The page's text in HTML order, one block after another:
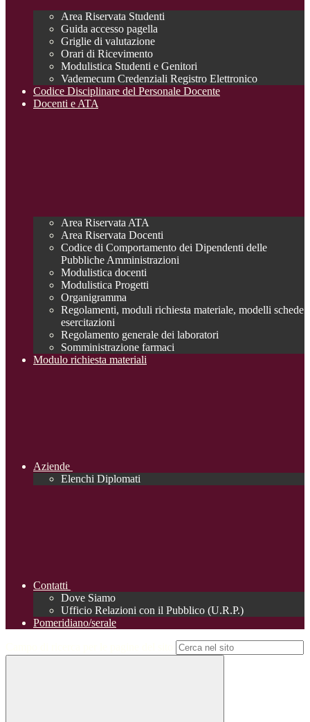
Area Riservata Studenti
Guida accesso pagella
Griglie di valutazione
Orari di Ricevimento
Modulistica Studenti e Genitori
Vademecum Credenziali Registro Elettronico
Codice Disciplinare del Personale Docente
Docenti e ATA
Area Riservata ATA
Area Riservata Docenti
Codice di Comportamento dei Dipendenti delle
Pubbliche Amministrazioni
Modulistica docenti
Modulistica Progetti
Organigramma
Regolamenti, moduli richiesta materiale, modelli schede
esercitazioni
Regolamento generale dei laboratori
Somministrazione farmaci
Modulo richiesta materiali
Aziende
Elenchi Diplomati
Contatti
Dove Siamo
Ufficio Relazioni con il Pubblico (U.R.P.)
Pomeridiano/serale